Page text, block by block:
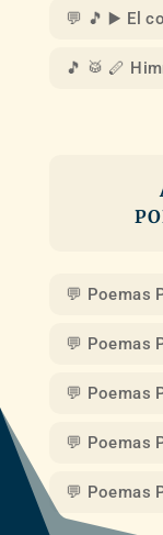
💬 🎵 ▶️ El
🎵 🥁 🪈
💬 Poemas
💬 Poemas
💬 Poemas
💬 Poemas
💬 Poemas